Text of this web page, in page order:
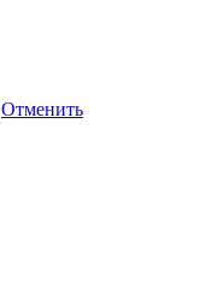
Отменить